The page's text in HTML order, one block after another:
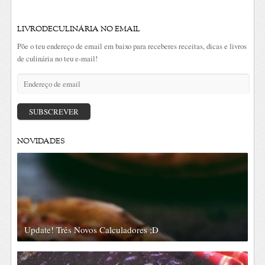
LIVRODECULINÁRIA NO EMAIL
Põe o teu endereço de email em baixo para receberes receitas, dicas e livros
de culinária no teu e-mail!
Endereço
email
SUBSCREVER
NOVIDADES
Update! Três Novos Calculadores ;D